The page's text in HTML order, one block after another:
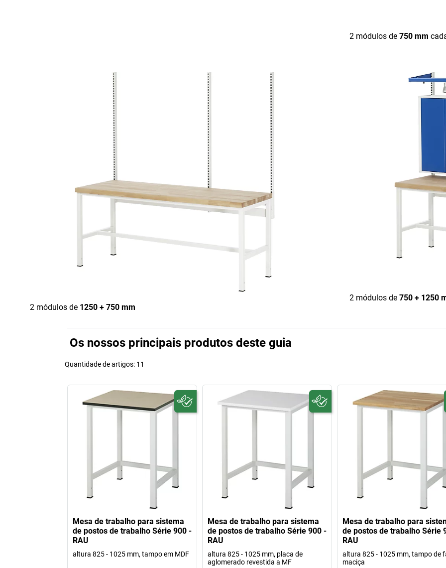
2 módulos de 750 mm
2 módulos de 1250 + 750 mm
2 módulos de 750 + 1250
Os nossos principais produtos deste guia
Quantidade de artigos: 11
Mesa de trabalho para sistema
de postos de trabalho Série 900 -
RAU
altura 825 - 1025 mm, tampo em MDF
Mesa de trabalho para sistema
de postos de trabalho Série 900 -
RAU
altura 825 - 1025 mm, placa de
aglomerado revestida a MF
Mesa de trabalho para
de postos de trabalho Série
RAU
altura 825 - 1025 mm, tampo de
maciça